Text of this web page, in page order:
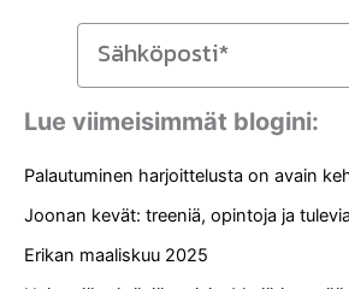
Lue viimeisimmät blogini:
Palautuminen harjoittelusta on avain
Joonan kevät: treeniä, opintoja ja
Erikan maaliskuu 2025